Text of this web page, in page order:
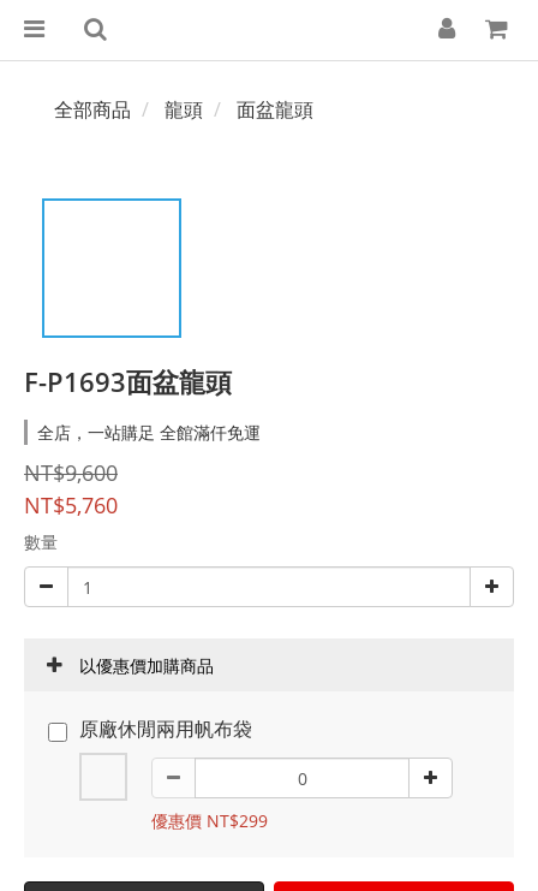
全部商品 龍頭 面盆龍頭
F-P1693面盆龍頭
全店，一站購足 全館滿仟免運
NT$9,600
NT$5,760
數量
以優惠價加購商品
原廠休閒兩用帆布袋
優惠價 NT$299